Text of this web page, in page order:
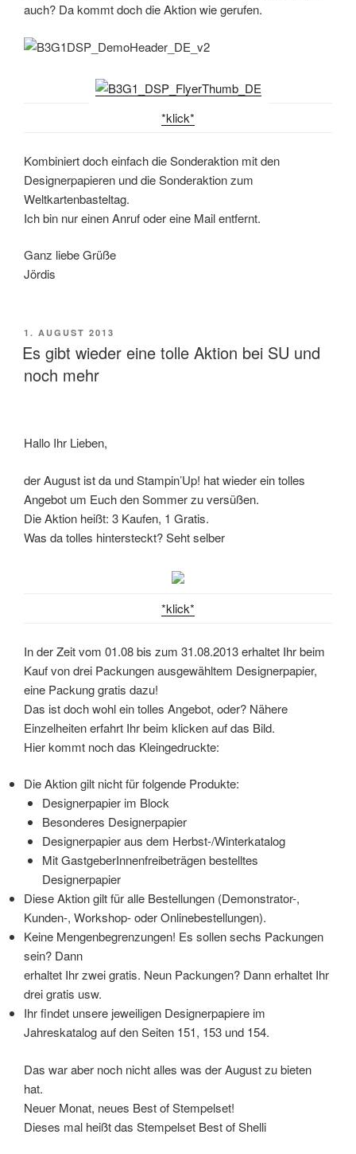
auch? Da kommt doch die Aktion wie gerufen.
*klick*
Kombiniert doch einfach die Sonderaktion mit den
Designerpapieren und die Sonderaktion zum
Weltkartenbasteltag.
Ich bin nur einen Anruf oder eine Mail entfernt.
Ganz liebe Grüße
Jördis
VERÖFFENTLICHT
AM
1. AUGUST 2013
Es gibt wieder eine tolle Aktion bei SU und
noch mehr
Hallo Ihr Lieben,
der August ist da und Stampin’Up! hat wieder ein tolles
Angebot um Euch den Sommer zu versüßen.
Die Aktion heißt: 3 Kaufen, 1 Gratis.
Was da tolles hintersteckt? Seht selber
*klick*
In der Zeit vom 01.08 bis zum 31.08.2013 erhaltet Ihr beim
Kauf von drei Packungen ausgewähltem Designerpapier,
eine Packung gratis dazu!
Das ist doch wohl ein tolles Angebot, oder? Nähere
Einzelheiten erfahrt Ihr beim klicken auf das Bild.
Hier kommt noch das Kleingedruckte:
Die Aktion gilt nicht für folgende Produkte:
Designerpapier im Block
Besonderes Designerpapier
Designerpapier aus dem Herbst-/Winterkatalog
Mit GastgeberInnenfreibeträgen bestelltes
Designerpapier
Diese Aktion gilt für alle Bestellungen (Demonstrator-,
Kunden-, Workshop- oder Onlinebestellungen).
Keine Mengenbegrenzungen! Es sollen sechs Packungen
sein? Dann
erhaltet Ihr zwei gratis. Neun Packungen? Dann erhaltet Ihr
drei gratis usw.
Ihr findet unsere jeweiligen Designerpapiere im
Jahreskatalog auf den Seiten 151, 153 und 154.
Das war aber noch nicht alles was der August zu bieten
hat.
Neuer Monat, neues Best of Stempelset!
Dieses mal heißt das Stempelset Best of Shelli